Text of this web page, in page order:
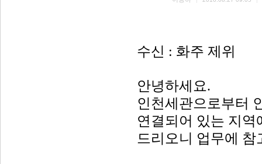
수신 : 화주 제위
안녕하세요.
인천세관으로부터
연결되어 있는 지역
드리오니
업무에 참